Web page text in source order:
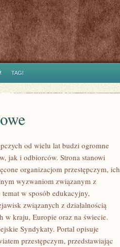
TAGI
od wielu lat budzi ogromne
jak i odbiorców. Strona stanowi
organizacjom przestępczym, ich
wyzwaniom związanym z
w sposób edukacyjny,
związanych z działalnością
w kraju, Europie oraz na świecie.
Syndykaty. Portal opisuje
przestępczym, przedstawiając